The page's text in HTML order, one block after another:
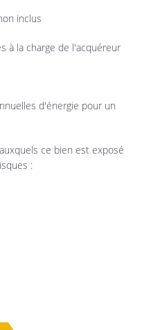
inclus
à la charge de l'acquéreur
d'énergie pour un
ce bien est exposé
: